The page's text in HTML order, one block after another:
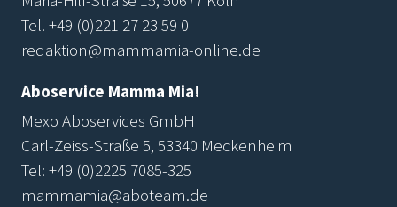
Tel. +49 (0)221 27 23 59 0
redaktion@mammamia-online.de
Aboservice Mamma Mia!
Mexo Aboservices GmbH
Carl-Zeiss-Straße 5, 53340 Meckenheim
Tel: +49 (0)2225 7085-325
mammamia@aboteam.de